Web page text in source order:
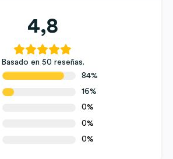
4,8
Basado en 50 reseñas.
84%
16%
0%
0%
0%